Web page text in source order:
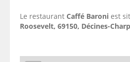
Le restaurant Caffé Baroni est
Roosevelt, 69150, Décines-